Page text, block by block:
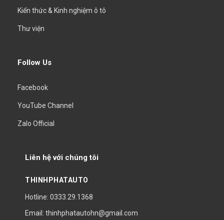
Kiến thức & Kinh nghiệm ô tô
Thư viện
Follow Us
Facebook
YouTube Channel
Zalo Official
Liên hệ với chúng tôi
THINHPHATAUTO
Hotline: 0333.29.1368
Email: thinhphatautohn@gmail.com